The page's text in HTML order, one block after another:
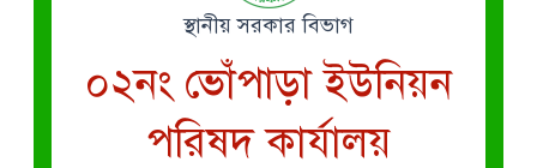
স্থানীয় সরকার বিভাগ
০২নং ভোঁপাড়া ইউনিয়ন
পরিষদ কার্যালয়